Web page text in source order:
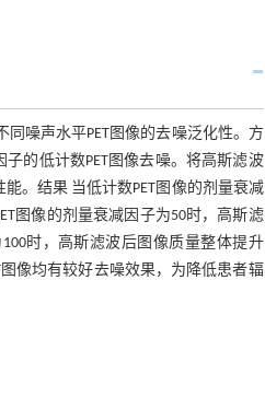
噪声水平PET图像的去噪泛化性。方
子的低计数PET图像去噪。将高斯滤波
。结果 当低计数PET图像的剂量衰减
图像的剂量衰减因子为50时，高斯滤
时，高斯滤波后图像质量整体提升
图像均有较好去噪效果，为降低患者辐